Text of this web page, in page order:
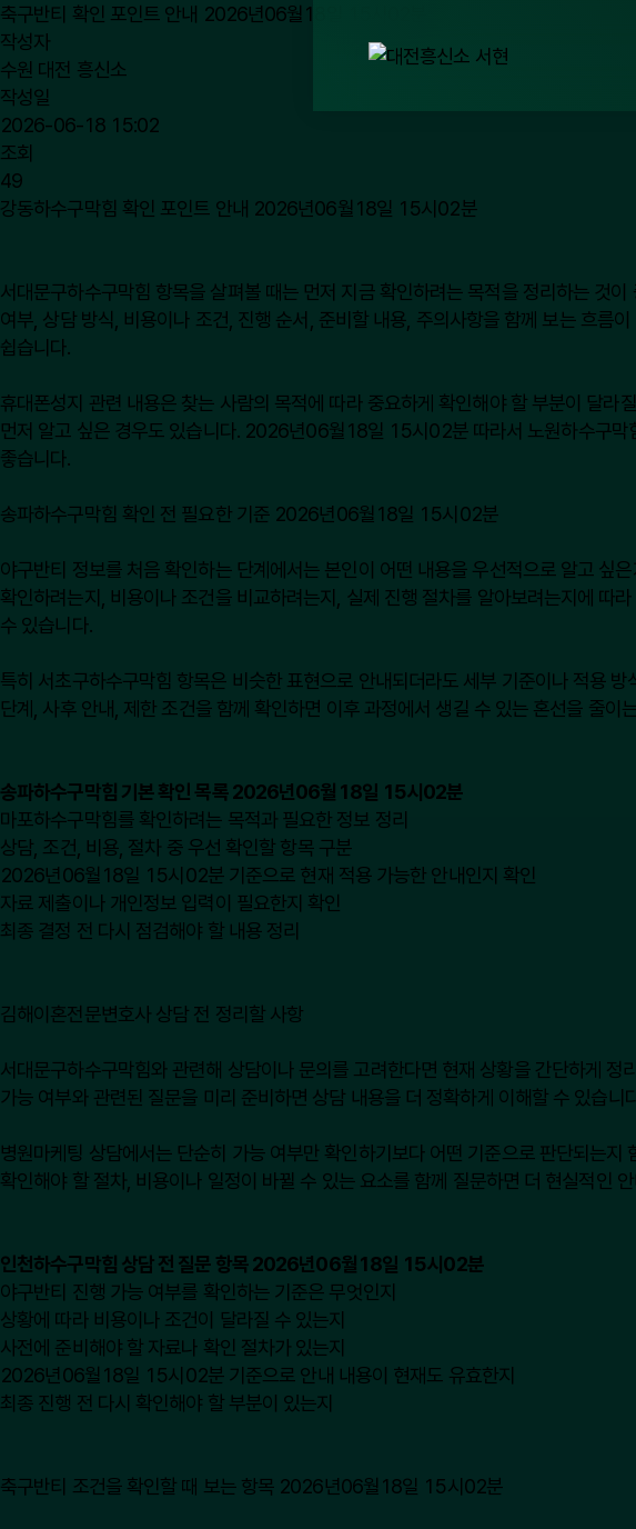
축구반티 확인 포인트 안내 2026년06월18일 15시02분
작성자
수원 대전 흥신소
작성일
2026-06-18 15:02
조회
49
강동하수구막힘 확인 포인트 안내 2026년06월18일 15시02분
서대문구하수구막힘 항목을 살펴볼 때는 먼저 지금 확인하려는 목적을 정리하는 것
여부, 상담 방식, 비용이나 조건, 진행 순서, 준비할 내용, 주의사항을 함께 보는 흐름
쉽습니다.
휴대폰성지 관련 내용은 찾는 사람의 목적에 따라 중요하게 확인해야 할 부분이 달
먼저 알고 싶은 경우도 있습니다. 2026년06월18일 15시02분 따라서 노원하수구막
좋습니다.
송파하수구막힘 확인 전 필요한 기준 2026년06월18일 15시02분
야구반티 정보를 처음 확인하는 단계에서는 본인이 어떤 내용을 우선적으로 알고
확인하려는지, 비용이나 조건을 비교하려는지, 실제 진행 절차를 알아보려는지에 따
수 있습니다.
특히 서초구하수구막힘 항목은 비슷한 표현으로 안내되더라도 세부 기준이나 적용
단계, 사후 안내, 제한 조건을 함께 확인하면 이후 과정에서 생길 수 있는 혼선을 줄이
송파하수구막힘 기본 확인 목록 2026년06월18일 15시02분
마포하수구막힘를 확인하려는 목적과 필요한 정보 정리
상담, 조건, 비용, 절차 중 우선 확인할 항목 구분
2026년06월18일 15시02분 기준으로 현재 적용 가능한 안내인지 확인
자료 제출이나 개인정보 입력이 필요한지 확인
최종 결정 전 다시 점검해야 할 내용 정리
김해이혼전문변호사 상담 전 정리할 사항
서대문구하수구막힘와 관련해 상담이나 문의를 고려한다면 현재 상황을 간단하게
가능 여부와 관련된 질문을 미리 준비하면 상담 내용을 더 정확하게 이해할 수 있습
병원마케팅 상담에서는 단순히 가능 여부만 확인하기보다 어떤 기준으로 판단되는
확인해야 할 절차, 비용이나 일정이 바뀔 수 있는 요소를 함께 질문하면 더 현실적인
인천하수구막힘 상담 전 질문 항목 2026년06월18일 15시02분
야구반티 진행 가능 여부를 확인하는 기준은 무엇인지
상황에 따라 비용이나 조건이 달라질 수 있는지
사전에 준비해야 할 자료나 확인 절차가 있는지
2026년06월18일 15시02분 기준으로 안내 내용이 현재도 유효한지
최종 진행 전 다시 확인해야 할 부분이 있는지
축구반티 조건을 확인할 때 보는 항목 2026년06월18일 15시02분